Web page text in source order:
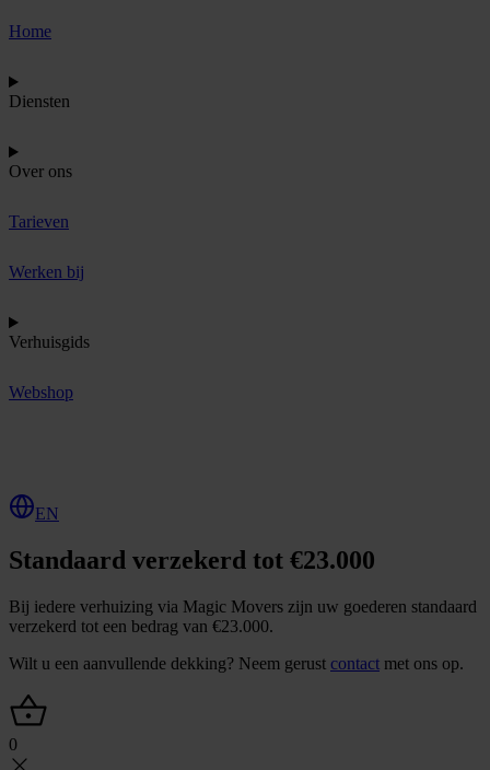
Home
Diensten
Over ons
Tarieven
Werken bij
Verhuisgids
Webshop
EN
Standaard verzekerd tot €23.000
Bij iedere verhuizing via Magic Movers zijn uw goederen standaard
verzekerd tot een bedrag van €23.000.
Wilt u een aanvullende dekking? Neem gerust contact met ons op.
0